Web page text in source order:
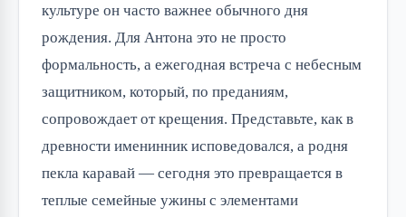
культуре он часто важнее обычного дня
рождения. Для Антона это не просто
формальность, а ежегодная встреча с небесным
защитником, который, по преданиям,
сопровождает от крещения. Представьте, как в
древности именинник исповедовался, а родня
пекла каравай — сегодня это превращается в
теплые семейные ужины с элементами